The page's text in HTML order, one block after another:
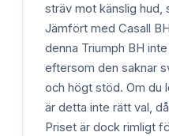
sträv mot känslig hud,
Jämfört med Casall
denna Triumph BH
eftersom den saknar
och högt stöd. Om du
är detta inte rätt val,
Priset är dock rimligt